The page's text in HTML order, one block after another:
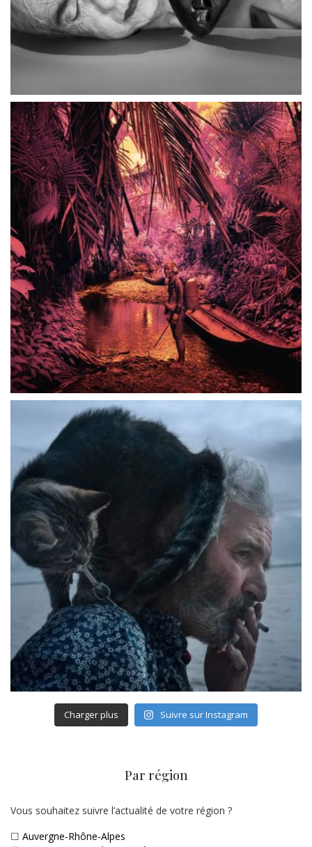
Charger plus Suivre sur Instagram
Par région
Vous souhaitez suivre l’actualité de votre région ?
☐ Auvergne-Rhône-Alpes